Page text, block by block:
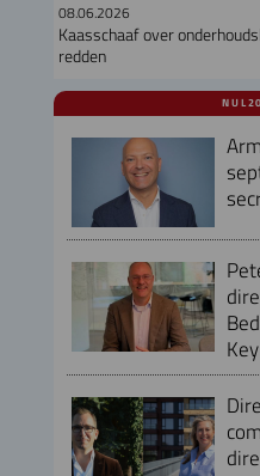
08.06.2026
Kaasschaaf over
redden
Key